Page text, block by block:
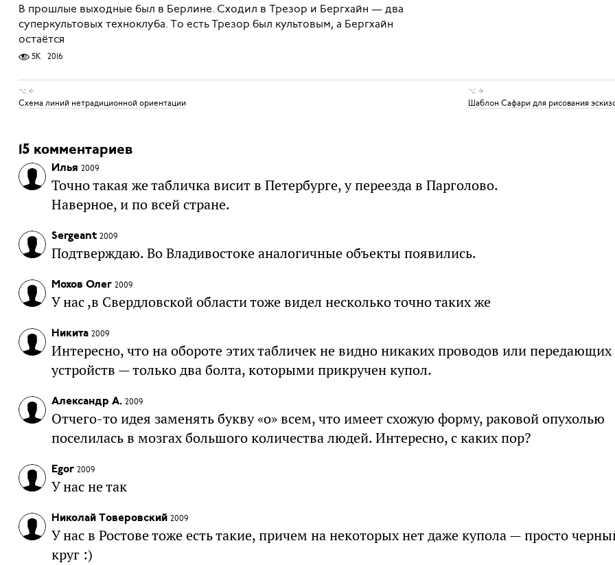
В прошлые выходные был в Берлине. Сходил в Трезор и Бергхайн — два
суперкультовых техноклуба. То есть Трезор был культовым, а Бергхайн
остаётся
5K 2016
⌥ ←
Схема линий нетрадиционной ориентации
⌥ →
Шаблон Сафари для рисования
15 комментариев
Илья 2009
Точно такая же табличка висит в Петербурге, у переезда в Парголово.
Наверное, и по всей стране.
Sergeant 2009
Подтверждаю. Во Владивостоке аналогичные объекты появились.
Мохов Олег 2009
У нас ,в Свердловской области тоже видел несколько точно таких же
Никита 2009
Интересно, что на обороте этих табличек не видно никаких проводов или передающих
устройств — только два болта, которыми прикручен купол.
Александр А. 2009
Отчего-то идея заменять букву «о» всем, что имеет схожую форму, раковой опухолью
поселилась в мозгах большого количества людей. Интересно, с каких пор?
Egor 2009
У нас не так
Николай Товеровский 2009
У нас в Ростове тоже есть такие, причем на некоторых нет даже купола — просто
круг :)